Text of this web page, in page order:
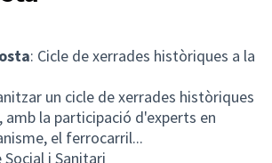
: Cicle de xerrades històriques a la
un cicle de xerrades històriques
amb la participació d'experts en
el ferrocarril...
Social i Sanitari